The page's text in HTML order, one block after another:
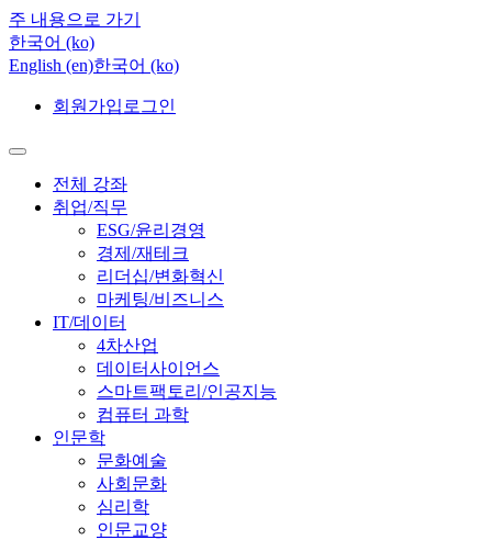
주 내용으로 가기
한국어 ‎(ko)‎
English ‎(en)‎한국어 ‎(ko)‎
회원가입 로그인
전체 강좌
취업/직무
ESG/윤리경영
경제/재테크
리더십/변화혁신
마케팅/비즈니스
IT/데이터
4차산업
데이터사이언스
스마트팩토리/인공지능
컴퓨터 과학
인문학
문화예술
사회문화
심리학
인문교양